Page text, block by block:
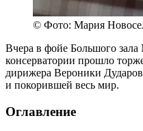
© Фото: Мария
Вчера в фойе Большого зала
консерватории прошло
дирижера Вероники
и покорившей весь мир.
Оглавление